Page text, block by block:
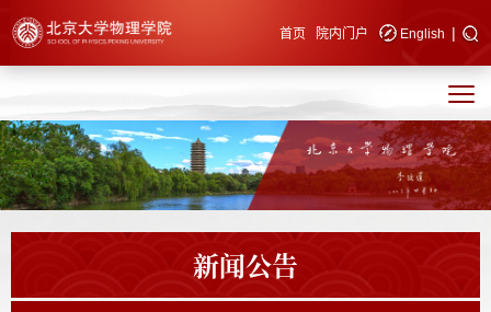
快速导航 首页 院内门户 English |
新闻公告